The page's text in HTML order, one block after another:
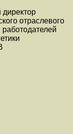
директор
отраслевого